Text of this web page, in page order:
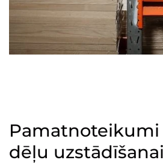
dēļu uzstādīšanai